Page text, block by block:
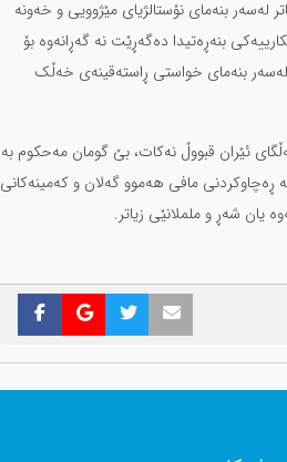
لەسەر بنەمای نۆستالژیای مێژوویی و خەونە
بنەڕەتیدا دەگەڕێت نە گەڕانەوە بۆ
لەسەر بنەمای خواستی ڕاستەقینەی خەڵک
ئێران قبووڵ نەکات، بێ گومان مەحکوم بە
ڕەچاوکردنی مافی هەموو گەلان و کەمینەکانی
یان شەڕ و ململانێی زیاتر.